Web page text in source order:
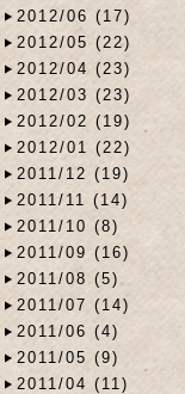
2012/06 (17)
2012/05 (22)
2012/04 (23)
2012/03 (23)
2012/02 (19)
2012/01 (22)
2011/12 (19)
2011/11 (14)
2011/10 (8)
2011/09 (16)
2011/08 (5)
2011/07 (14)
2011/06 (4)
2011/05 (9)
2011/04 (11)